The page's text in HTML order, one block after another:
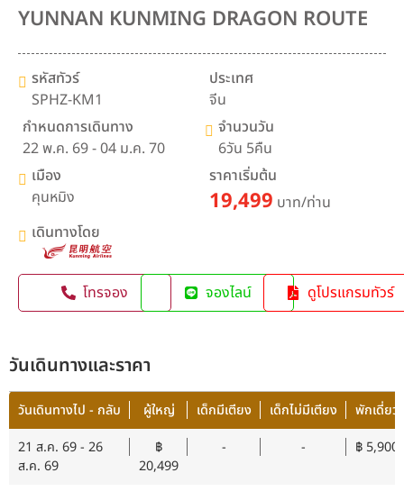
YUNNAN KUNMING DRAGON ROUTE
รหัสทัวร์
SPHZ-KM1
ประเทศ
จีน
กำหนดการเดินทาง
22 พ.ค. 69 - 04 ม.ค. 70
จำนวนวัน
6วัน 5คืน
เมือง
คุนหมิง
ราคาเริ่มต้น
19,499 บาท/ท่าน
เดินทางโดย
โทรจอง จองไลน์ ดูโปรแกรมทัวร์
วันเดินทางและราคา
วันเดินทางไป - กลับ ผู้ใหญ่ เด็กมีเตียง เด็กไม่มีเตียง
พักเดี่ยว
21 ส.ค. 69 - 26
ส.ค. 69
฿
20,499
- - ฿ 5,900